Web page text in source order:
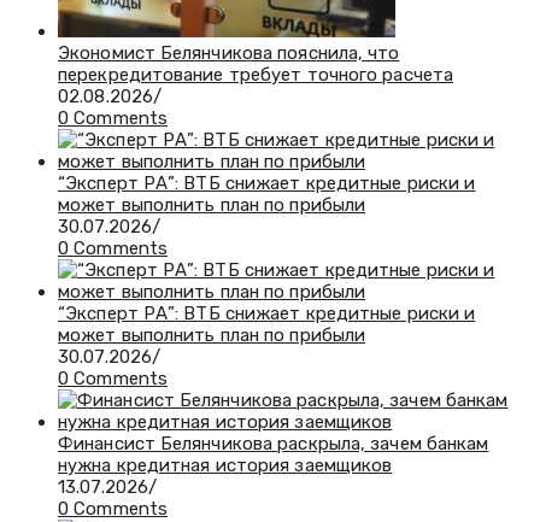
Экономист Белянчикова пояснила, что
перекредитование требует точного расчета
02.08.2026/
0 Comments
“Эксперт РА”: ВТБ снижает кредитные риски и
может выполнить план по прибыли
30.07.2026/
0 Comments
“Эксперт РА”: ВТБ снижает кредитные риски и
может выполнить план по прибыли
30.07.2026/
0 Comments
Финансист Белянчикова раскрыла, зачем банкам
нужна кредитная история заемщиков
13.07.2026/
0 Comments